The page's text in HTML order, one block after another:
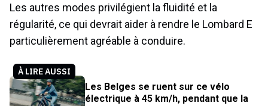
Les autres modes privilégient la fluidité et la
régularité, ce qui devrait aider à rendre le Lombard E
particulièrement agréable à conduire.
À LIRE AUSSI
Les Belges se ruent sur ce vélo
électrique à 45 km/h, pendant que la